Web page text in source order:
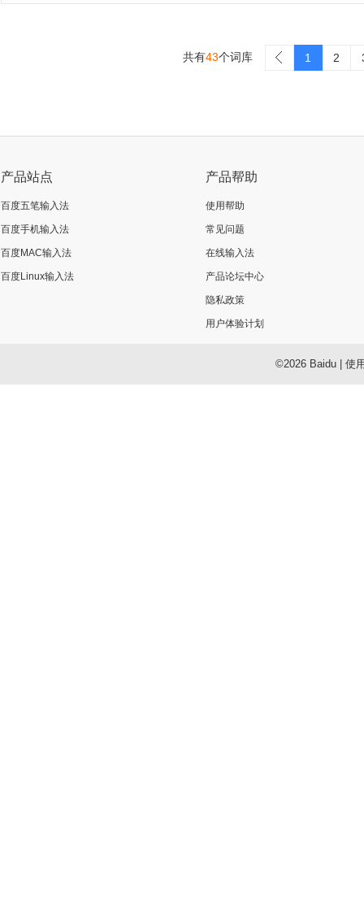
共有43个词库 1 2
产品站点
百度五笔输入法
百度手机输入法
百度MAC输入法
百度Linux输入法
产品帮助
使用帮助
常见问题
在线输入法
产品论坛中心
隐私政策
用户体验计划
©2026 Baidu| 使